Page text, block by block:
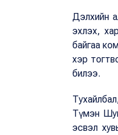
Дэлхийн
эхлэх,
байгаа
хэр
билээ.
Түмэн
эсвэл